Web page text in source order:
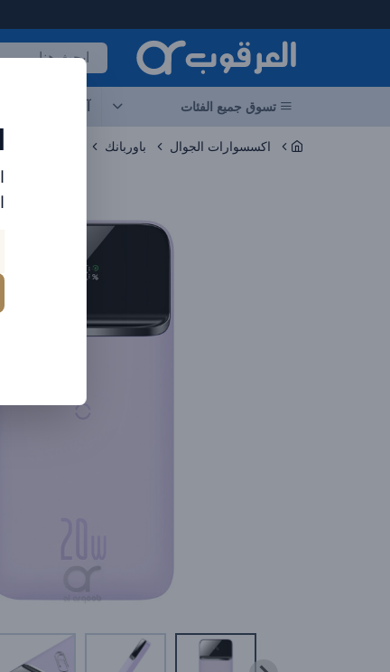
تسوق جميع الفئات
اكسسوارات الجوال باوربانك